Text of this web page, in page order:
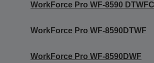
WorkForce Pro WF-8590 DTWFC
WorkForce Pro WF-8590DTWF
WorkForce Pro WF-8590DWF